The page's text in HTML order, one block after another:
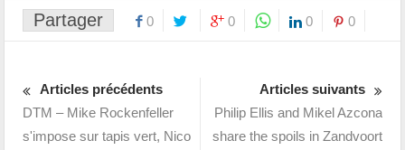
Partager 0 0 0 0
Articles précédents
DTM – Mike Rockenfeller
s'impose sur tapis vert, Nico
Articles suivants
Philip Ellis and Mikel Azcona
share the spoils in Zandvoort